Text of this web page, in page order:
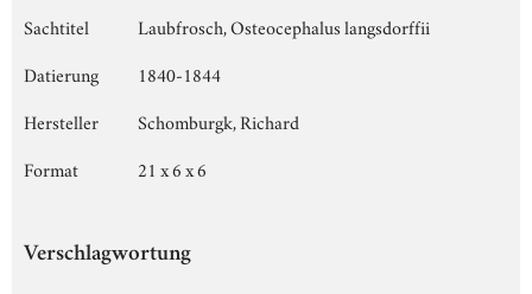
Sachtitel
Laubfrosch, Osteocephalus langsdorffii
Datierung
1840-1844
Hersteller
Schomburgk, Richard
Format
21 x 6 x 6
Verschlagwortung